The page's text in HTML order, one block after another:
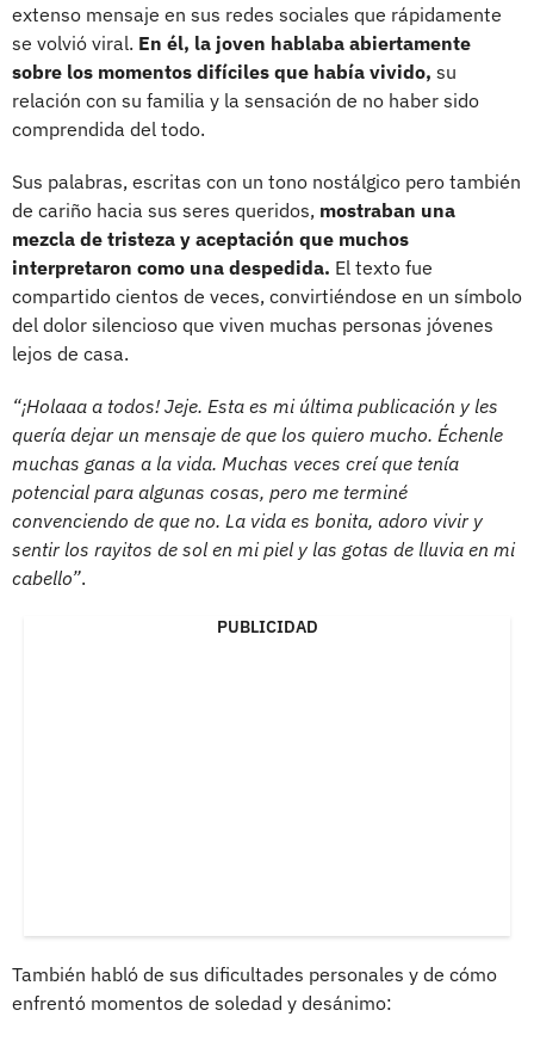
extenso mensaje en sus redes sociales que rápidamente
se volvió viral. En él, la joven hablaba abiertamente
sobre los momentos difíciles que había vivido, su
relación con su familia y la sensación de no haber sido
comprendida del todo.
Sus palabras, escritas con un tono nostálgico pero también
de cariño hacia sus seres queridos, mostraban una
mezcla de tristeza y aceptación que muchos
interpretaron como una despedida. El texto fue
compartido cientos de veces, convirtiéndose en un símbolo
del dolor silencioso que viven muchas personas jóvenes
lejos de casa.
“¡Holaaa a todos! Jeje. Esta es mi última publicación y les
quería dejar un mensaje de que los quiero mucho. Échenle
muchas ganas a la vida. Muchas veces creí que tenía
potencial para algunas cosas, pero me terminé
convenciendo de que no. La vida es bonita, adoro vivir y
sentir los rayitos de sol en mi piel y las gotas de lluvia en mi
cabello”.
PUBLICIDAD
También habló de sus dificultades personales y de cómo
enfrentó momentos de soledad y desánimo: